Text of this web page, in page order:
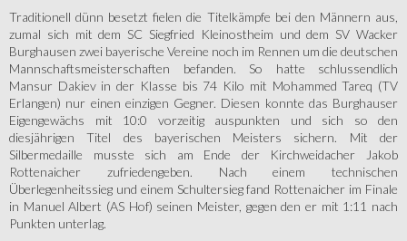
Traditionell dünn besetzt fielen die Titelkämpfe bei den Männern aus,
zumal sich mit dem SC Siegfried Kleinostheim und dem SV Wacker
Burghausen zwei bayerische Vereine noch im Rennen um die deutschen
Mannschaftsmeisterschaften befanden. So hatte schlussendlich
Mansur Dakiev in der Klasse bis 74 Kilo mit Mohammed Tareq (TV
Erlangen) nur einen einzigen Gegner. Diesen konnte das Burghauser
Eigengewächs mit 10:0 vorzeitig auspunkten und sich so den
diesjährigen Titel des bayerischen Meisters sichern. Mit der
Silbermedaille musste sich am Ende der Kirchweidacher Jakob
Rottenaicher zufriedengeben. Nach einem technischen
Überlegenheitssieg und einem Schultersieg fand Rottenaicher im Finale
in Manuel Albert (AS Hof) seinen Meister, gegen den er mit 1:11 nach
Punkten unterlag.